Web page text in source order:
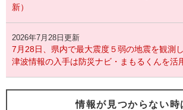
新）
2026年7月28日更新
7月28日、県内で最大震度５弱の地震を観測
津波情報の入手は防災ナビ・まもるくんを活
情報が見つからない時